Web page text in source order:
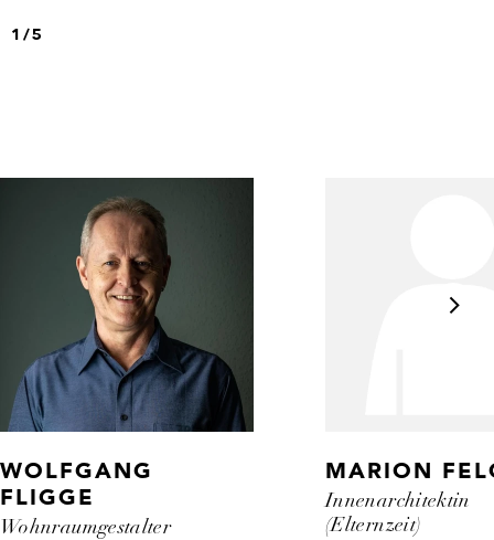
1/5
WOLFGANG
FLIGGE
Wohnraumgestalter
MARION
Innenarchitektin
(Elternzeit)